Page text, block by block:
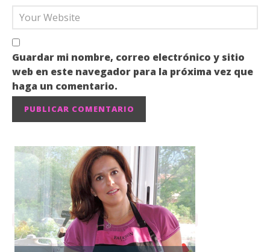
Guardar mi nombre, correo electrónico y sitio
web en este navegador para la próxima vez que
haga un comentario.